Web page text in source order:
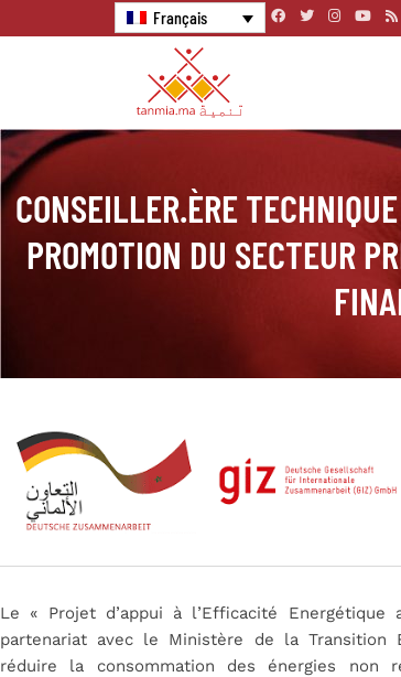
Français
CONSEILLER.ÈRE
PROMOTION DU SECTEUR
Le « Projet d’appui à l’Efficacité
partenariat avec le Ministère de la Transition
réduire la consommation des énergies non